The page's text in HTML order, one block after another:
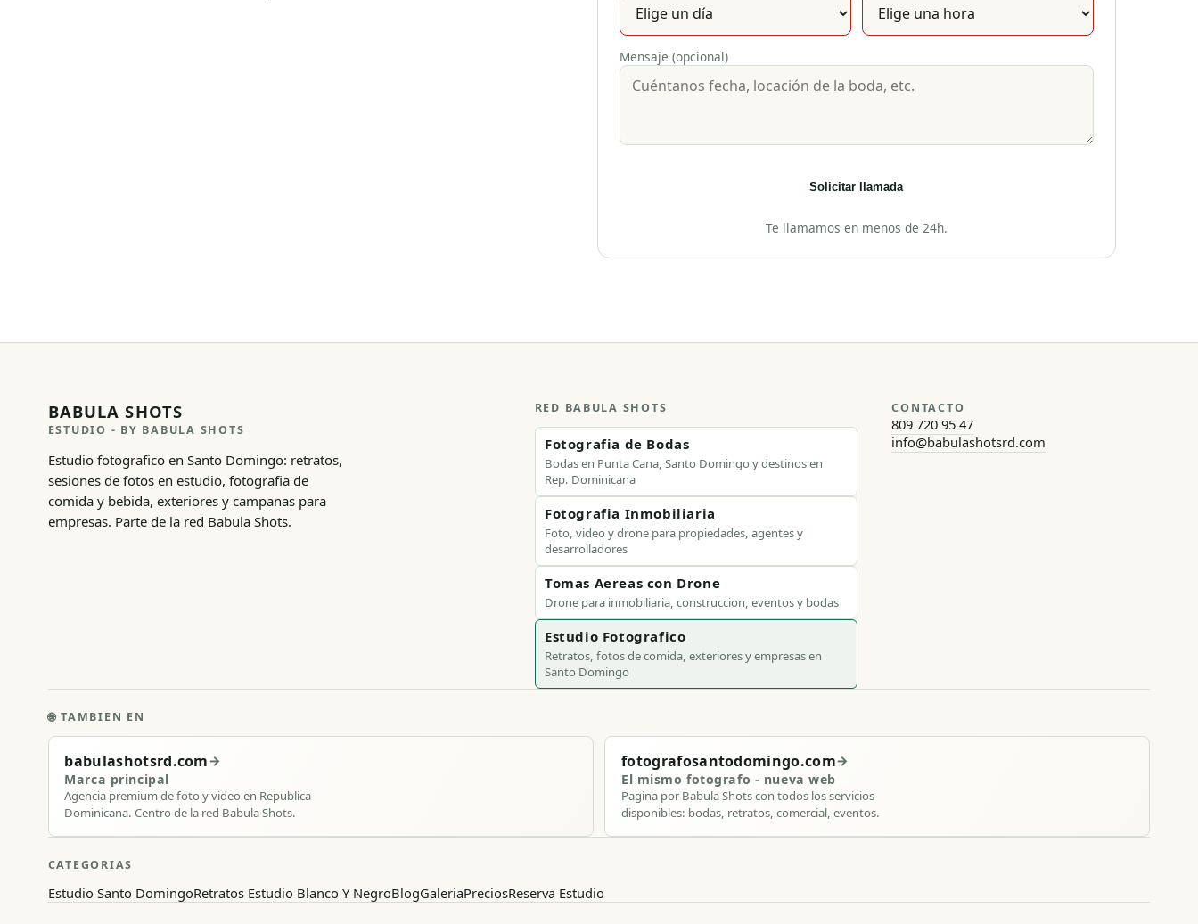
Mensaje (opcional)
Solicitar llamada
Te llamamos en menos de 24h.
BABULA SHOTS
ESTUDIO - BY BABULA SHOTS
Estudio fotografico en Santo Domingo: retratos,
sesiones de fotos en estudio, fotografia de
comida y bebida, exteriores y campanas para
empresas. Parte de la red Babula Shots.
RED BABULA SHOTS
Fotografia de Bodas
Bodas en Punta Cana, Santo Domingo y destinos en
Rep. Dominicana
Fotografia Inmobiliaria
Foto, video y drone para propiedades, agentes y
desarrolladores
Tomas Aereas con Drone
Drone para inmobiliaria, construccion, eventos y bodas
Estudio Fotografico
Retratos, fotos de comida, exteriores y empresas en
Santo Domingo
CONTACTO
809 720 95 47
info@babulashotsrd.com
🌐TAMBIEN EN
babulashotsrd.com→
Marca principal
Agencia premium de foto y video en Republica
Dominicana. Centro de la red Babula Shots.
fotografosantodomingo.com→
El mismo fotografo - nueva web
Pagina por Babula Shots con todos los servicios
disponibles: bodas, retratos, comercial, eventos.
CATEGORIAS
Estudio Santo DomingoRetratos Estudio Blanco Y NegroBlogGaleriaPreciosReserva Estudio